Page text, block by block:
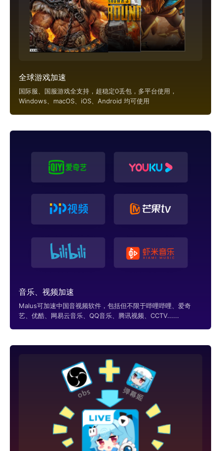
全球游戏加速
国际服、国服游戏全支持，超稳定0丢包，多平台使用，
Windows、macOS、iOS、Android 均可使用
音乐、视频加速
Malus可加速中国音视频软件，包括但不限于哔哩哔哩、爱奇
艺、优酷、网易云音乐、QQ音乐、腾讯视频、CCTV......